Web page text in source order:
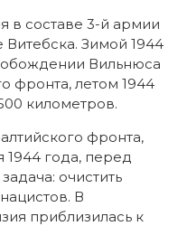
в составе 3-й армии
Зимой 1944
Вильнюса
фронта, летом 1944
километров.
фронта,
1944 года, перед
очистить
В
приблизилась к